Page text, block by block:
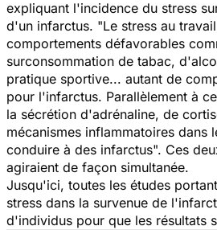
expliquant l'incidence du stress
d'un infarctus. "Le stress au
comportements défavorables
surconsommation de tabac,
pratique sportive... autant de
pour l'infarctus. Parallèlement à
la sécrétion d'adrénaline, de
mécanismes inflammatoires dans
conduire à des infarctus". Ces
agiraient de façon simultanée.
Jusqu'ici, toutes les études
stress dans la survenue de
d'individus pour que les résultats